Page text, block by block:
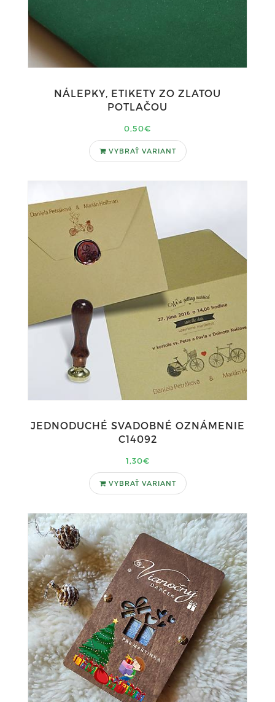
NÁLEPKY, ETIKETY ZO ZLATOU
POTLAČOU
0,50€
VYBRAŤ VARIANT
JEDNODUCHÉ SVADOBNÉ OZNÁMENIE
C14092
1,30€
VYBRAŤ VARIANT